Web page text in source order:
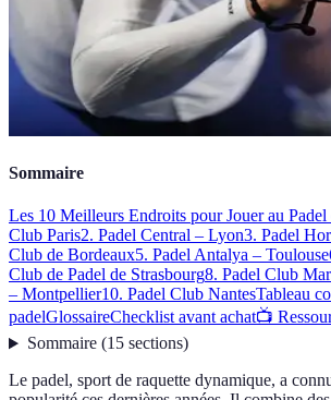
Sommaire
Les 10 Meilleurs Endroits pour Jouer au Padel
Club Paris2. Padel Central – Lyon3. Padel
Club de Bordeaux5. Padel Antalya – Toulouse
Club de Padel de Strasbourg8. Padel Club
– Montpellier10. Padel Club NantesTableau
padelGlossaireChecklist avant achat📺
Sommaire(15 sections)
Le padel, sport de raquette dynamique, a